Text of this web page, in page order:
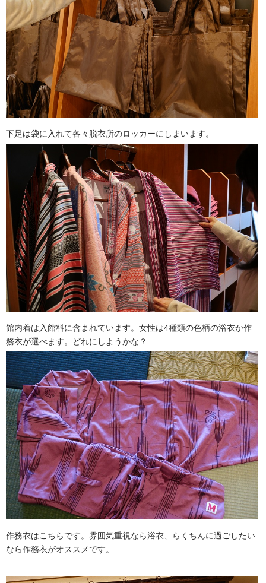
下足は袋に入れて各々脱衣所のロッカーにしまいます。
館内着は入館料に含まれています。女性は4種類の色柄の浴衣か作
務衣が選べます。どれにしようかな？
作務衣はこちらです。雰囲気重視なら浴衣、らくちんに過ごしたい
なら作務衣がオススメです。